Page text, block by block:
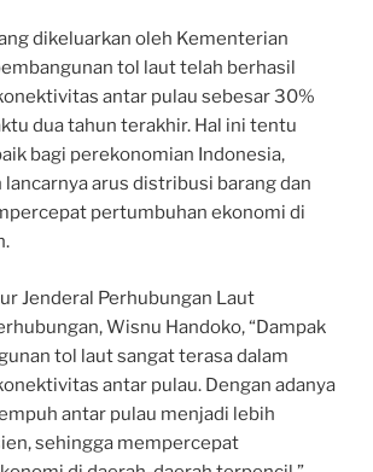
dikeluarkan oleh Kementerian
tol laut telah berhasil
antar pulau sebesar 30%
dua tahun terakhir. Hal ini tentu
bagi perekonomian Indonesia,
lancarnya arus distribusi barang dan
pertumbuhan ekonomi di
Jenderal Perhubungan Laut
Wisnu Handoko, “Dampak
tol laut sangat terasa dalam
antar pulau. Dengan adanya
antar pulau menjadi lebih
sehingga mempercepat